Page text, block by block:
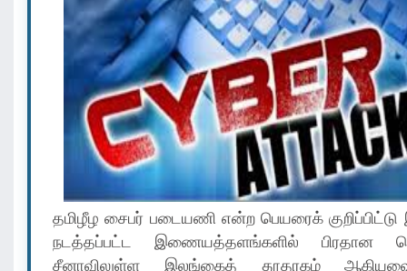
தமிழீழ சைபர் படையணி என்ற பெயரைக்
நடத்தப்பட்ட இணையத்தளங்களில் பிரதான
சீனாவிலுள்ள இலங்கைத் தூதரகம்